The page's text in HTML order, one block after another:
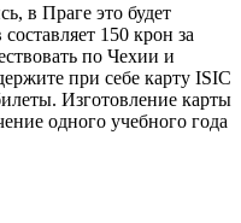
в Праге это будет
150 крон за
по Чехии и
при себе карту ISIC
Изготовление карты
одного учебного года